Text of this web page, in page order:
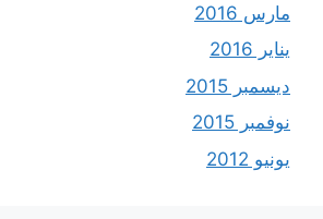
مارس 2016
يناير 2016
ديسمبر 2015
نوفمبر 2015
يونيو 2012